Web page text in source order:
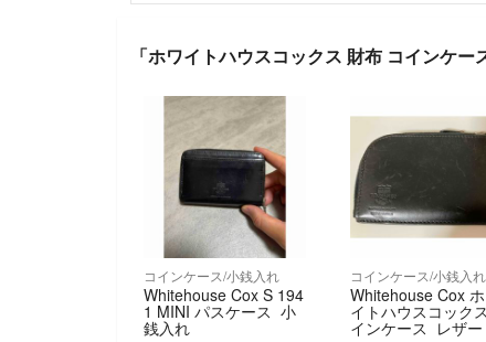
「ホワイトハウスコックス 財布 コインケ
コインケース/小銭入れ
Whitehouse Cox S 194
1 MINI パスケース 小
銭入れ
コインケース/小銭入れ
Whitehouse Cox
イトハウスコック
インケース レザー